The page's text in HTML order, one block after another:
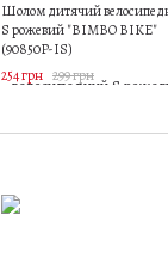
Шолом дитячий
S рожевий "BIMBO BIKE"
(90850P-IS)
254 грн 299 грн